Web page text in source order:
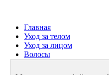
Главная
Уход за телом
Уход за лицом
Волосы